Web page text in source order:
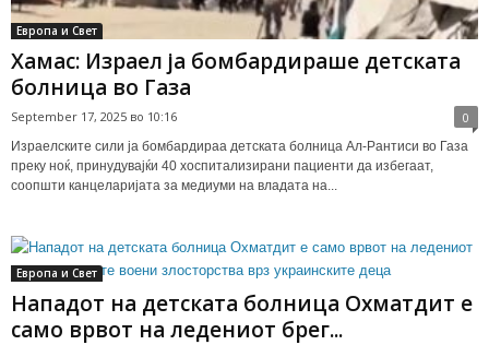
Европа и Свет
Хамас: Израел ја бомбардираше детската
болница во Газа
September 17, 2025 во 10:16 0
Израелските сили ја бомбардираа детската болница Ал-Рантиси во Газа
преку ноќ, принудувајќи 40 хоспитализирани пациенти да избегаат,
соопшти канцеларијата за медиуми на владата на...
Европа и Свет
Нападот на детската болница Охматдит е
само врвот на ледениот брег...